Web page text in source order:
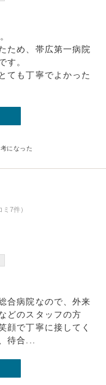
ため、帯広第一病院
す。
ても丁寧でよかった
になった
7件）
合病院なので、外来
どのスタッフの方
顔で丁寧に接してく
待合...